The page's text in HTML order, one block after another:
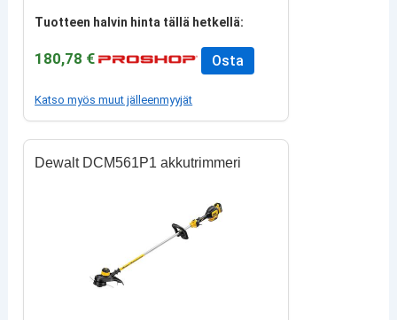
Tuotteen halvin hinta tällä hetkellä:
180,78 € Osta
Katso myös muut jälleenmyyjät
Dewalt DCM561P1 akkutrimmeri